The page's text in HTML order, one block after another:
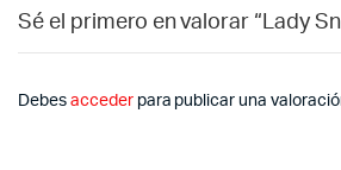
Sé el primero en valorar “Lady
Debes accederpara publicar una